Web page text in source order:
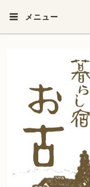
メニュー